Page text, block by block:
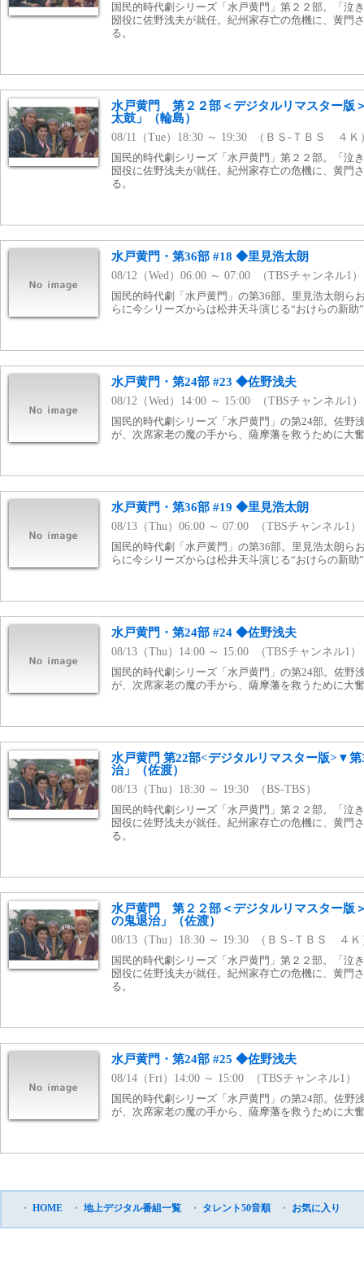
国民的時代劇シリーズ「水戸黄門」第２２部。「泣
圀役に佐野浅夫が就任。紀州家存亡の危機に、黄門
る。
水戸黄門 第２２部＜デジタルリマスター版
太鼓」（輪島）
08/11（Tue）18:30 ～ 19:30 （ＢＳ-ＴＢＳ ４Ｋ
国民的時代劇シリーズ「水戸黄門」第２２部。「泣
圀役に佐野浅夫が就任。紀州家存亡の危機に、黄門
る。
水戸黄門・第36部 #18 ◆里見浩太朗
08/12（Wed）06:00 ～ 07:00 （TBSチャンネル1）
国民的時代劇「水戸黄門」の第36部。里見浩太朗ら
らに今シリーズからは松井天斗演じる“おけらの新助
水戸黄門・第24部 #23 ◆佐野浅夫
08/12（Wed）14:00 ～ 15:00 （TBSチャンネル1）
国民的時代劇シリーズ「水戸黄門」の第24部。佐野
が、次席家老の魔の手から、薩摩藩を救うために大
水戸黄門・第36部 #19 ◆里見浩太朗
08/13（Thu）06:00 ～ 07:00 （TBSチャンネル1）
国民的時代劇「水戸黄門」の第36部。里見浩太朗ら
らに今シリーズからは松井天斗演じる“おけらの新助
水戸黄門・第24部 #24 ◆佐野浅夫
08/13（Thu）14:00 ～ 15:00 （TBSチャンネル1）
国民的時代劇シリーズ「水戸黄門」の第24部。佐野
が、次席家老の魔の手から、薩摩藩を救うために大
水戸黄門 第22部<デジタルリマスター版>▼
治」（佐渡）
08/13（Thu）18:30 ～ 19:30 （BS-TBS）
国民的時代劇シリーズ「水戸黄門」第２２部。「泣
圀役に佐野浅夫が就任。紀州家存亡の危機に、黄門
る。
水戸黄門 第２２部＜デジタルリマスター版
の鬼退治」（佐渡）
08/13（Thu）18:30 ～ 19:30 （ＢＳ-ＴＢＳ ４Ｋ
国民的時代劇シリーズ「水戸黄門」第２２部。「泣
圀役に佐野浅夫が就任。紀州家存亡の危機に、黄門
る。
水戸黄門・第24部 #25 ◆佐野浅夫
08/14（Fri）14:00 ～ 15:00 （TBSチャンネル1）
国民的時代劇シリーズ「水戸黄門」の第24部。佐野
が、次席家老の魔の手から、薩摩藩を救うために大
・ HOME ・ 地上デジタル番組一覧 ・ タレント50音順 ・ お気に入り